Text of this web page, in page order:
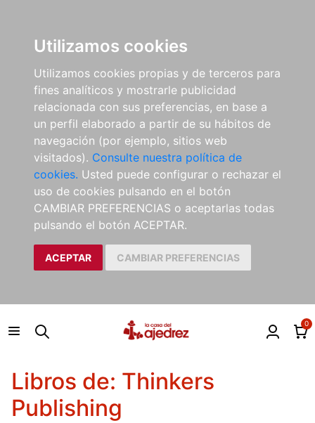
Utilizamos cookies
Utilizamos cookies propias y de terceros para
fines analíticos y mostrarle publicidad
relacionada con sus preferencias, en base a
un perfil elaborado a partir de su hábitos de
navegación (por ejemplo, sitios web
visitados). Consulte nuestra política de
cookies. Usted puede configurar o rechazar el
uso de cookies pulsando en el botón
CAMBIAR PREFERENCIAS o aceptarlas todas
pulsando el botón ACEPTAR.
ACEPTAR CAMBIAR PREFERENCIAS
0
Libros de: Thinkers
Publishing